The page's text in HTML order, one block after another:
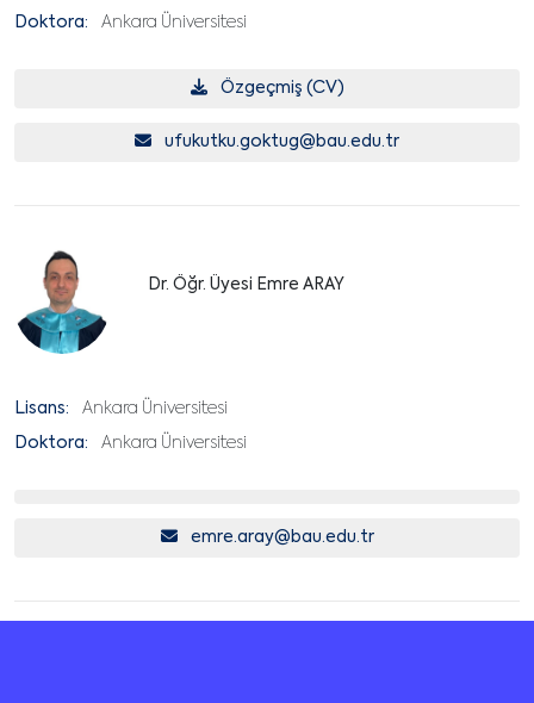
Doktora: Ankara Üniversitesi
Özgeçmiş (CV)
ufukutku.goktug@bau.edu.tr
Dr. Öğr. Üyesi Emre ARAY
Lisans: Ankara Üniversitesi
Doktora: Ankara Üniversitesi
emre.aray@bau.edu.tr